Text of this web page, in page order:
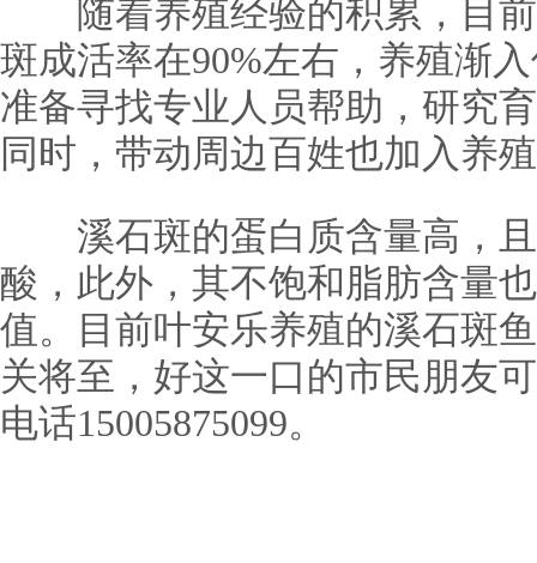
随着养殖经验的积累，目前
斑成活率在90%左右，养殖渐
准备寻找专业人员帮助，研究
同时，带动周边百姓也加入养
溪石斑的蛋白质含量高，且
酸，此外，其不饱和脂肪含量
值。目前叶安乐养殖的溪石斑
关将至，好这一口的市民朋友
电话15005875099。